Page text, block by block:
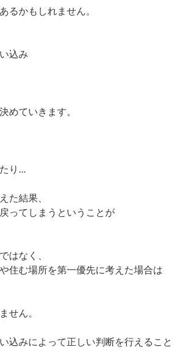
るかもしれません。
込み
めていきます。
り...
た結果、
ってしまうということが
はなく、
住む場所を第一優先に考えた場合は
せん。
込みによって正しい判断を行えること